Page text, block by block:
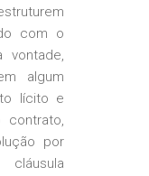
com o
vontade,
algum
lícito e
contrato,
por
cláusula